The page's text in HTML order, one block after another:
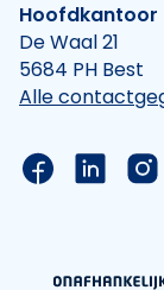
Hoofdkantoor
De Waal 21
5684 PH Best
Alle
Link naar de
Link